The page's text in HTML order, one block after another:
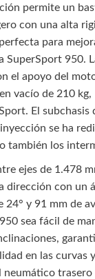
permite un
con una alta
para
SuperSport 950.
el apoyo del
vacío de 210 kg,
El subchasis
se ha
también los
ejes de 1.478
dirección con un
24° y 91 mm de
sea fácil de
en las curvas
neumático trasero